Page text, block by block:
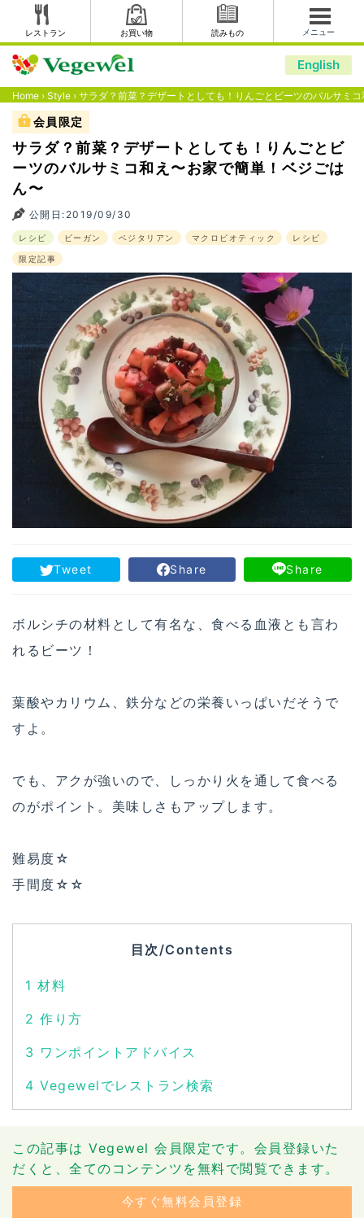
レストラン お買い物 読みもの メニュー
English
Home › Style › サラダ？前菜？デザートとしても！りんごとビーツのバルサミ
会員限定
サラダ？前菜？デザートとしても！りんごとビ
ーツのバルサミコ和え〜お家で簡単！ベジごは
ん〜
公開日:2019/09/30
レシピ ビーガン ベジタリアン マクロビオティック レシピ
限定記事
Tweet Share Share
ボルシチの材料として有名な、食べる血液とも言わ
れるビーツ！
葉酸やカリウム、鉄分などの栄養いっぱいだそうで
すよ。
でも、アクが強いので、しっかり火を通して食べる
のがポイント。美味しさもアップします。
難易度☆
手間度☆☆
目次/Contents
1 材料
2 作り方
3 ワンポイントアドバイス
4 Vegewelでレストラン検索
この記事は Vegewel 会員限定です。会員登録いた
だくと、全てのコンテンツを無料で閲覧できます。
今すぐ無料会員登録